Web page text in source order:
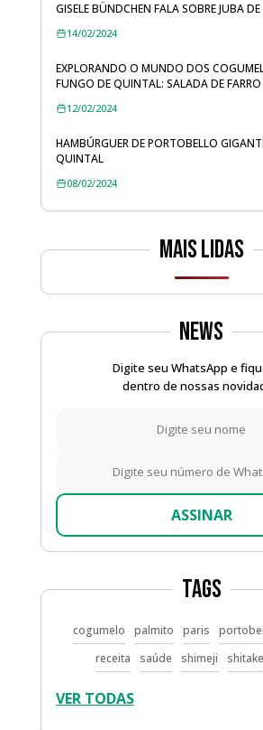
GISELE BÜNDCHEN FALA SOBRE JUBA DE
14/02/2024
EXPLORANDO O MUNDO DOS
FUNGO DE QUINTAL: SALADA DE
12/02/2024
HAMBÚRGUER DE PORTOBELLO
QUINTAL
08/02/2024
Mais lidas
News
Digite seu WhatsApp e
dentro de nossas
ASSINAR
Tags
cogumelo palmito paris
receita
saúde shimeji shitake
VER TODAS